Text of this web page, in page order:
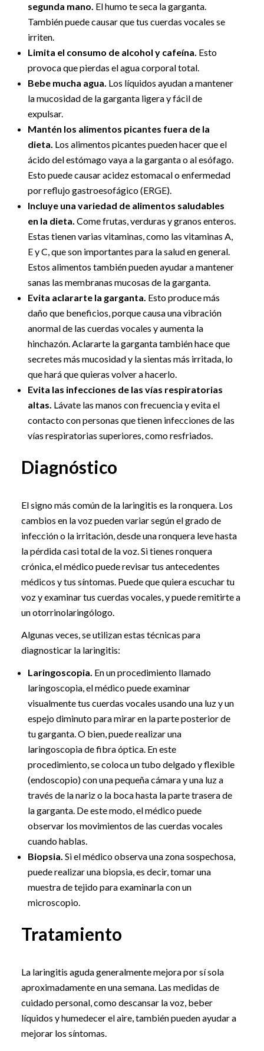
segunda mano. El humo te seca la garganta.
También puede causar que tus cuerdas vocales se
irriten.
Limita el consumo de alcohol y cafeína. Esto
provoca que pierdas el agua corporal total.
Bebe mucha agua. Los líquidos ayudan a mantener
la mucosidad de la garganta ligera y fácil de
expulsar.
Mantén los alimentos picantes fuera de la
dieta. Los alimentos picantes pueden hacer que el
ácido del estómago vaya a la garganta o al esófago.
Esto puede causar acidez estomacal o enfermedad
por reflujo gastroesofágico (ERGE).
Incluye una variedad de alimentos saludables
en la dieta. Come frutas, verduras y granos enteros.
Estas tienen varias vitaminas, como las vitaminas A,
E y C, que son importantes para la salud en general.
Estos alimentos también pueden ayudar a mantener
sanas las membranas mucosas de la garganta.
Evita aclararte la garganta. Esto produce más
daño que beneficios, porque causa una vibración
anormal de las cuerdas vocales y aumenta la
hinchazón. Aclararte la garganta también hace que
secretes más mucosidad y la sientas más irritada, lo
que hará que quieras volver a hacerlo.
Evita las infecciones de las vías respiratorias
altas. Lávate las manos con frecuencia y evita el
contacto con personas que tienen infecciones de las
vías respiratorias superiores, como resfriados.
Diagnóstico
El signo más común de la laringitis es la ronquera. Los
cambios en la voz pueden variar según el grado de
infección o la irritación, desde una ronquera leve hasta
la pérdida casi total de la voz. Si tienes ronquera
crónica, el médico puede revisar tus antecedentes
médicos y tus síntomas. Puede que quiera escuchar tu
voz y examinar tus cuerdas vocales, y puede remitirte a
un otorrinolaringólogo.
Algunas veces, se utilizan estas técnicas para
diagnosticar la laringitis:
Laringoscopia. En un procedimiento llamado
laringoscopia, el médico puede examinar
visualmente tus cuerdas vocales usando una luz y un
espejo diminuto para mirar en la parte posterior de
tu garganta. O bien, puede realizar una
laringoscopia de fibra óptica. En este
procedimiento, se coloca un tubo delgado y flexible
(endoscopio) con una pequeña cámara y una luz a
través de la nariz o la boca hasta la parte trasera de
la garganta. De este modo, el médico puede
observar los movimientos de las cuerdas vocales
cuando hablas.
Biopsia. Si el médico observa una zona sospechosa,
puede realizar una biopsia, es decir, tomar una
muestra de tejido para examinarla con un
microscopio.
Tratamiento
La laringitis aguda generalmente mejora por sí sola
aproximadamente en una semana. Las medidas de
cuidado personal, como descansar la voz, beber
líquidos y humedecer el aire, también pueden ayudar a
mejorar los síntomas.